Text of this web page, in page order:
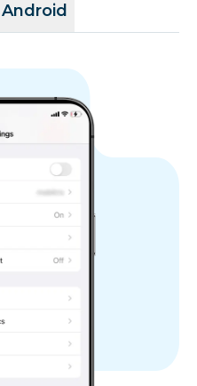
Android